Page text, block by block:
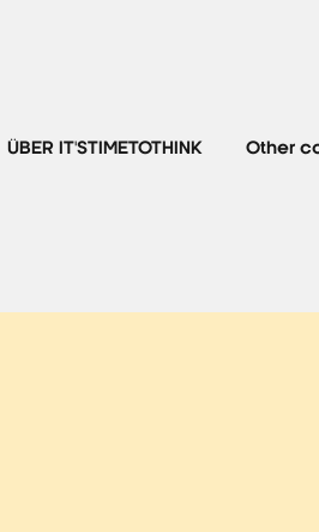
ÜBER IT'STIMETOTHINK Other